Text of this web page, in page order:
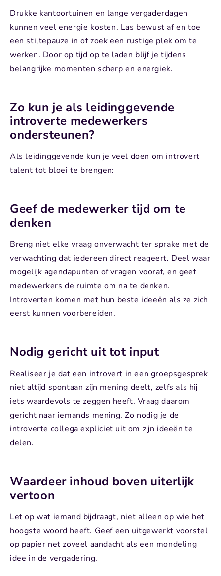
Drukke kantoortuinen en lange vergaderdagen
kunnen veel energie kosten. Las bewust af en toe
een stiltepauze in of zoek een rustige plek om te
werken. Door op tijd op te laden blijf je tijdens
belangrijke momenten scherp en energiek.
Zo kun je als leidinggevende
introverte medewerkers
ondersteunen?
Als leidinggevende kun je veel doen om introvert
talent tot bloei te brengen:
Geef de medewerker tijd om te
denken
Breng niet elke vraag onverwacht ter sprake met de
verwachting dat iedereen direct reageert. Deel waar
mogelijk agendapunten of vragen vooraf, en geef
medewerkers de ruimte om na te denken.
Introverten komen met hun beste ideeën als ze zich
eerst kunnen voorbereiden.
Nodig gericht uit tot input
Realiseer je dat een introvert in een groepsgesprek
niet altijd spontaan zijn mening deelt, zelfs als hij
iets waardevols te zeggen heeft. Vraag daarom
gericht naar iemands mening. Zo nodig je de
introverte collega expliciet uit om zijn ideeën te
delen.
Waardeer inhoud boven uiterlijk
vertoon
Let op wat iemand bijdraagt, niet alleen op wie het
hoogste woord heeft. Geef een uitgewerkt voorstel
op papier net zoveel aandacht als een mondeling
idee in de vergadering.